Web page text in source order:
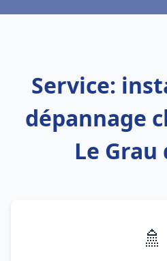
Service:
dépannage
Le Grau
🚿